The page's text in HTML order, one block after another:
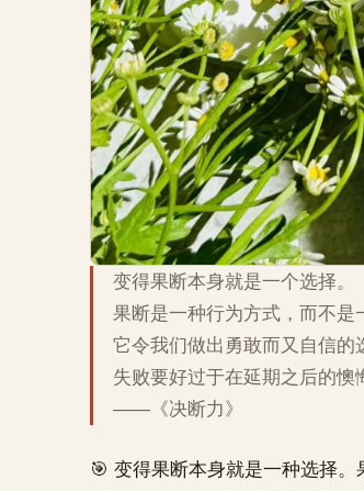
变得果断本身就是一个选择。
果断是一种行为方式，而不是
它令我们做出勇敢而又自信
失败要好过于在延期之后的懊
——《决断力》
🎯 变得果断本身就是一种选择